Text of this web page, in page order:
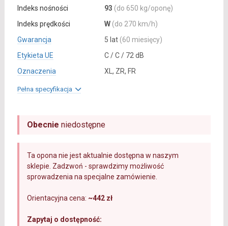
Indeks nośności
93 (do 650 kg/oponę)
Indeks prędkości
W (do 270 km/h)
Gwarancja
5 lat (60 miesięcy)
Etykieta UE
C / C / 72 dB
Oznaczenia
XL, ZR, FR
Pełna specyfikacja
Obecnie niedostępne
Ta opona nie jest aktualnie dostępna w naszym
sklepie. Zadzwoń - sprawdzimy możliwość
sprowadzenia na specjalne zamówienie.
Orientacyjna cena: ~442 zł
Zapytaj o dostępność: